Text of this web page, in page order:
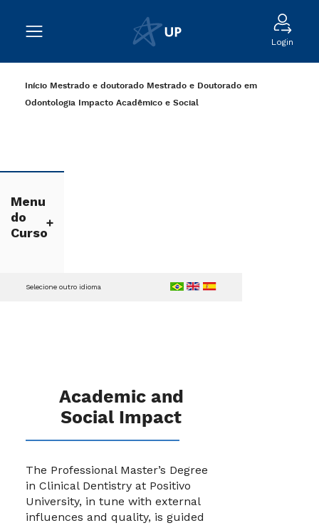
Login
Início Mestrado e doutorado Mestrado e Doutorado em
Odontologia Impacto Acadêmico e Social
Menu
do
Curso
Selecione outro idioma
Academic and
Social Impact
The Professional Master’s Degree
in Clinical Dentistry at Positivo
University, in tune with external
influences and quality, is guided